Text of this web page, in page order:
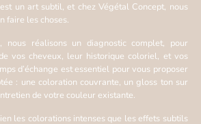
un art subtil, et chez Végétal Concept, nous
faire les choses.
nous réalisons un diagnostic complet, pour
vos cheveux, leur historique coloriel, et vos
d’échange est essentiel pour vous proposer
: une coloration couvrante, un gloss ton sur
de votre couleur existante.
les colorations intenses que les effets subtils